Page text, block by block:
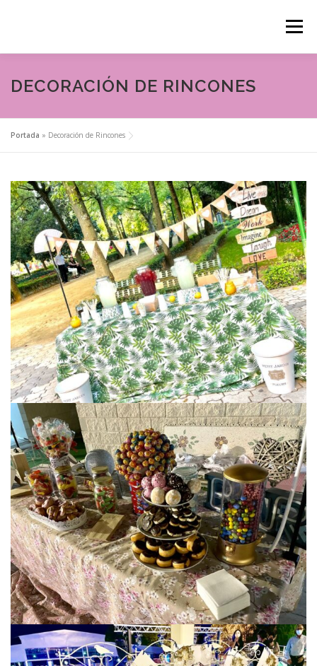
Menú
ANIMACIONES INFANTILES
DECORACIÓN DE RINCONES
DECORACIÓN DE RINCONES
Portada » Decoración de Rincones